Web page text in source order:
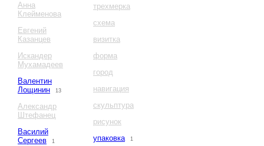
Анна
Клейменова
Евгений
Казанцев
Искандер
Мухамадеев
Валентин
Лощинин
13
Александр
Штефанец
Василий
Сергеев
1
трехмерка
схема
визитка
форма
город
навигация
скульптура
рисунок
упаковка
1